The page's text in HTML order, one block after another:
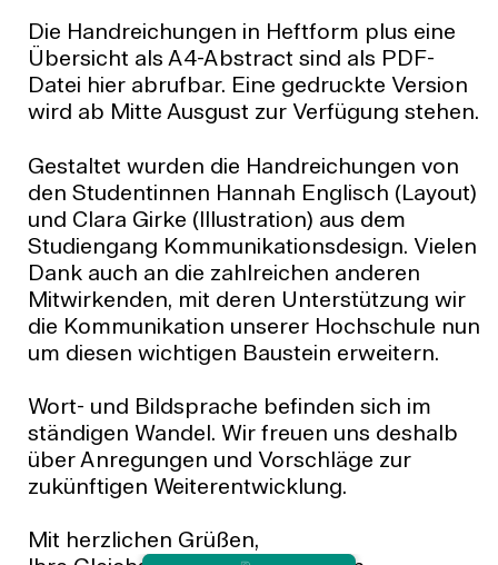
Falls gewünscht oder notwendig, vermitteln
die Gleichstellungsbeauftragten an
weiterführende Hilfsangebote oder führen,
nur mit Ihrem Einverständnis, Mitteilungen
entsprechenden Behördenleitung zu.
Sie berichten jährlich hochschulöffentlich
im Senat über den Stand ihrer Tätigkeit.
(siehe auch: Hochschulgesetz des Landes
Sachsen-Anhalt § 72 sowie
Frauenfördergesetz § 14 und folgende)
historisch gewachsen sein, ohne dass sich
noch ein bestimmter Verursacher feststellen
lässt. Darunter fallen beispielsweise
gesellschaftliche Leitbilder,
SEXISMUS
Sexismus bezeichnet eine Reihe von
Verhaltensweisen, die auf das Herabsetzen,
Ausschließen und/oder Beleidigen einer
Person aufgrund ihres Geschlechts
ausgerichtet sind. Unter „sexistisch“ werden
Vorurteile, Verhaltensweisen und Strukturen
verstanden, die bezwecken oder bewirken,
dass Personen aufgrund ihrer
(zugeschriebenen)
Geschlechtszugehörigkeit (oder sexuellen
Orientierung) benachteiligt werden. Hierzu
zählen z.B. die ungleiche Bezahlung von
Die Handreichungen in Heftform plus eine
Übersicht als A4-Abstract sind als PDF-
Datei hier abrufbar. Eine gedruckte Version
wird ab Mitte Ausgust zur Verfügung stehen.
Gestaltet wurden die Handreichungen von
den Studentinnen Hannah Englisch (Layout)
und Clara Girke (Illustration) aus dem
Studiengang Kommunikationsdesign. Vielen
Dank auch an die zahlreichen anderen
Mitwirkenden, mit deren Unterstützung wir
die Kommunikation unserer Hochschule nun
um diesen wichtigen Baustein erweitern.
Wort- und Bildsprache befinden sich im
ständigen Wandel. Wir freuen uns deshalb
über Anregungen und Vorschläge zur
zukünftigen Weiterentwicklung.
Mit herzlichen Grüßen,